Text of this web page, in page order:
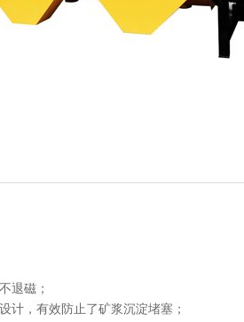
退磁；
计，有效防止了矿浆沉淀堵塞；